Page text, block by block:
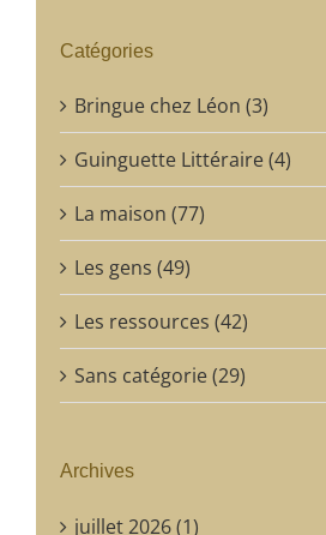
Catégories
Bringue chez Léon (3)
Guinguette Littéraire (4)
La maison (77)
Les gens (49)
Les ressources (42)
Sans catégorie (29)
Archives
juillet 2026 (1)